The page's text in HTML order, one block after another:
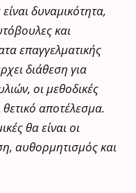
δυναμικότητα,
και
επαγγελματικής
διάθεση για
οι μεθοδικές
αποτέλεσμα.
θα είναι οι
αυθορμητισμός και